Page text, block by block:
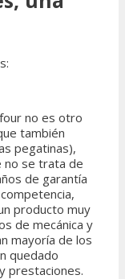
no es otro
también
pegatinas),
no se trata de
de garantía
producto muy
de mecánica y
mayoría de los
quedado
prestaciones.